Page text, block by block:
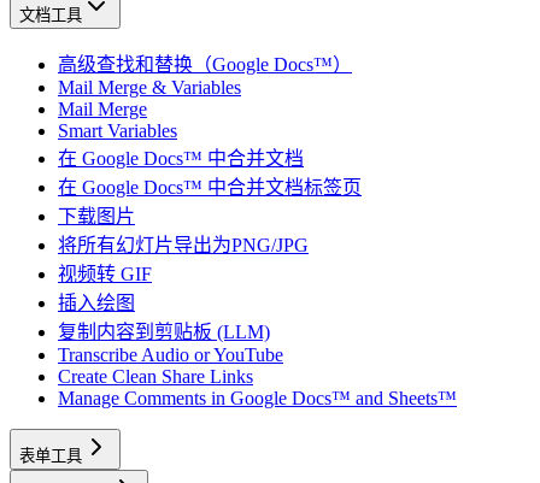
文档工具
高级查找和替换（Google Docs™）
Mail Merge & Variables
Mail Merge
Smart Variables
在 Google Docs™ 中合并文档
在 Google Docs™ 中合并文档标签页
下载图片
将所有幻灯片导出为PNG/JPG
视频转 GIF
插入绘图
复制内容到剪贴板 (LLM)
Transcribe Audio or YouTube
Create Clean Share Links
Manage Comments in Google Docs™ and Sheets™
表单工具